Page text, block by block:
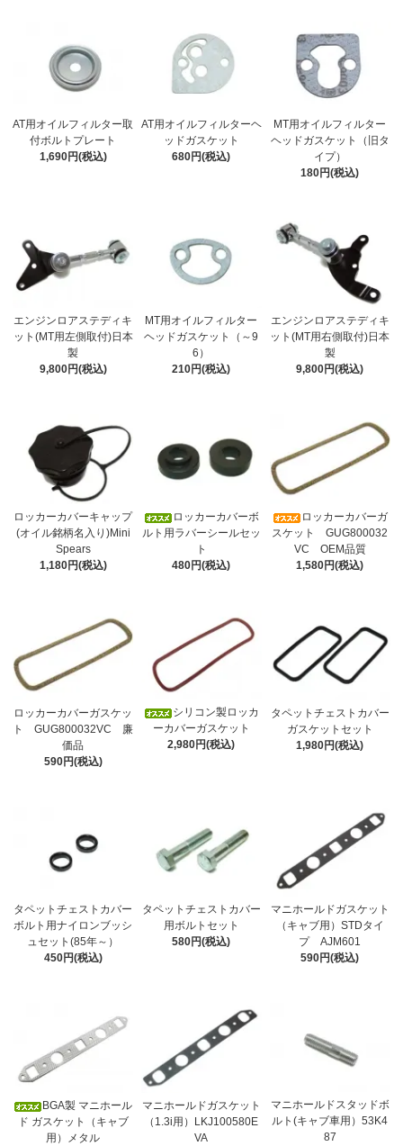
AT用オイルフィルター取
付ボルトプレート
1,690円(税込)
AT用オイルフィルターヘ
ッドガスケット
680円(税込)
MT用オイルフィルター
ヘッドガスケット（旧タ
イプ）
180円(税込)
エンジンロアステディキ
ット(MT用左側取付)日本
製
9,800円(税込)
MT用オイルフィルター
ヘッドガスケット（～9
6）
210円(税込)
エンジンロアステディキ
ット(MT用右側取付)日本
製
9,800円(税込)
ロッカーカバーキャップ
(オイル銘柄名入り)Mini
Spears
1,180円(税込)
ロッカーカバーボ
ルト用ラバーシールセッ
ト
480円(税込)
ロッカーカバーガ
スケット GUG800032
VC OEM品質
1,580円(税込)
ロッカーカバーガスケッ
ト GUG800032VC 廉
価品
590円(税込)
シリコン製ロッカ
ーカバーガスケット
2,980円(税込)
タペットチェストカバー
ガスケットセット
1,980円(税込)
タペットチェストカバー
ボルト用ナイロンブッシ
ュセット(85年～）
450円(税込)
タペットチェストカバー
用ボルトセット
580円(税込)
マニホールドガスケット
（キャブ用）STDタイ
プ AJM601
590円(税込)
BGA製 マニホール
ド ガスケット（キャブ
用）メタル
マニホールドガスケット
（1.3i用）LKJ100580E
VA
マニホールドスタッドボ
ルト(キャブ車用）53K4
87